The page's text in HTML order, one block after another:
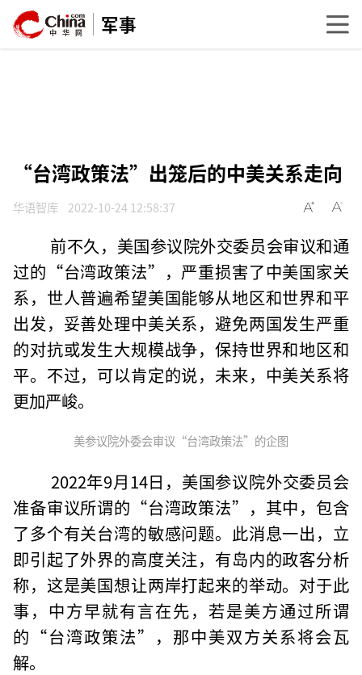
军事
“台湾政策法”出笼后的中美关系走向
华语智库 2022-10-24 12:58:37
前不久，美国参议院外交委员会审议和通
过的“台湾政策法”，严重损害了中美国家关
系，世人普遍希望美国能够从地区和世界和平
出发，妥善处理中美关系，避免两国发生严重
的对抗或发生大规模战争，保持世界和地区和
平。不过，可以肯定的说，未来，中美关系将
更加严峻。
美参议院外委会审议“台湾政策法”的企图
2022年9月14日，美国参议院外交委员会
准备审议所谓的“台湾政策法”，其中，包含
了多个有关台湾的敏感问题。此消息一出，立
即引起了外界的高度关注，有岛内的政客分析
称，这是美国想让两岸打起来的举动。对于此
事，中方早就有言在先，若是美方通过所谓
的“台湾政策法”，那中美双方关系将会瓦
解。